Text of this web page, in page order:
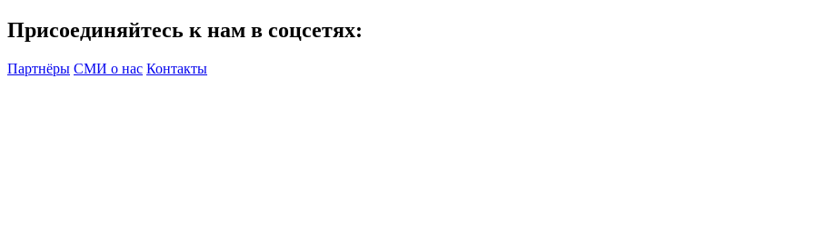
Присоединяйтесь к нам в соцсетях:
Партнёры СМИ о нас Контакты